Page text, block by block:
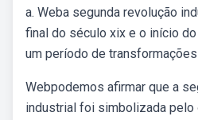
a. Weba segunda revolução
final do século xix e o início
um período de
Webpodemos afirmar que a
industrial foi simbolizada